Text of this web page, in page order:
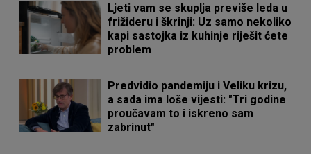
Ljeti vam se skuplja previše leda u
frižideru i škrinji: Uz samo nekoliko
kapi sastojka iz kuhinje riješit ćete
problem
Predvidio pandemiju i Veliku krizu,
a sada ima loše vijesti: "Tri godine
proučavam to i iskreno sam
zabrinut"